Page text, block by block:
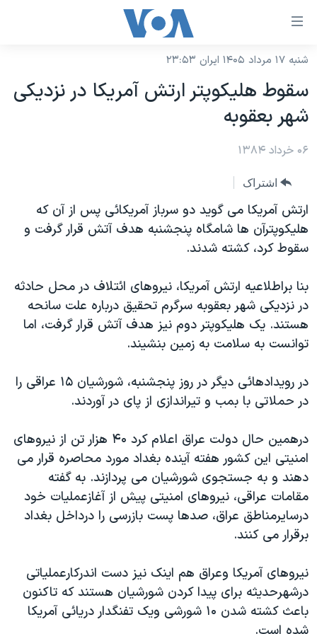
لینکهای
دسترسی
جهش
محتوای
اصلی
صفحه
اصلی
جهش
به
جستجو
نسخه سبک وب‌سایت
موضوع ها
ایران
آمریکا
جهان
ورزشی
گزیده‌ها
ویژه برنامه‌ها
ویدیوها
فرهنگ و زندگی
اقتصادی
علم و فناوری
اسرائیل در جنگ
گالری عکس
آرشیو پخش زنده
برنامه های تلویزیونی
جدول برنامه ها
صفحه‌های ویژه
جام جهانی ۲۰۲۶
عملیات خشم حماسی
۲۵۰سالگی آمریکا
بایگانی برنامه‌های تلویزیونی
مستندها
حمله جمهوری اسلامی به اسرائیل
رمز مهسا
ورزش زنان در ایران
اعتراضات زن، زندگی، آزادی
مجموعه مستندهای دادخواهی
تریبونال مردمی آبان ۹۸
دادگاه حمید نوری
قانون شفافیت دارائی کادر رهبری ایران
اعتراضات مردمی آبان ۹۸
فرکانس‌های صدای آمریکا
پخش رادیویی
یادگیری زبان انگلیسی
دنبال کنید
شنبه ۱۷ مرداد ۱۴۰۵ ایران ۲۳:۵۳
سقوط هليکوپتر ارتش آمريکا در نزديکی
شهر بعقوبه
۰۶ خرداد ۱۳۸۴
اشتراک
ارتش آمريکا می گويد دو سرباز آمريکائی پس از آن که
هليکوپترآن ها شامگاه پنجشنبه هدف آتش قرار گرفت و
سقوط کرد، کشته شدند.
بنا براطلاعيه ارتش آمريکا، نيروهای ائتلاف در محل حادثه
در نزديکی شهر بعقوبه سرگرم تحقيق درباره علت سانحه
هستند. يک هليکوپتر دوم نيز هدف آتش قرار گرفت، اما
توانست به سلامت به زمين بنشيند.
در رويدادهائی ديگر در روز پنجشنبه، شورشيان ۱۵ عراقی را
در حملاتی با بمب و تيراندازی از پای در آوردند.
درهمين حال دولت عراق اعلام کرد ۴۰ هزار تن از نيروهای
امنيتی اين کشور هفته آينده بغداد مورد محاصره قرار می
دهند و به جستجوی شورشيان می پردازند. به گفته
مقامات عراقی، نيروهای امنيتی پيش از آغازعمليات خود
درسايرمناطق عراق، صدها پست بازرسی را درداخل بغداد
برقرار می کنند.
نيروهای آمريکا وعراق هم اينک نيز دست اندرکارعملياتی
درشهرحديثه برای پيدا کردن شورشيان هستند که تاکنون
باعث کشته شدن ۱۰ شورشی ويک تفنگدار دريائی آمريکا